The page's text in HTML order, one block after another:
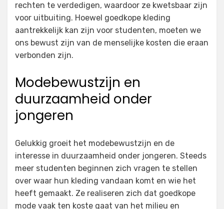
rechten te verdedigen, waardoor ze kwetsbaar zijn
voor uitbuiting. Hoewel goedkope kleding
aantrekkelijk kan zijn voor studenten, moeten we
ons bewust zijn van de menselijke kosten die eraan
verbonden zijn.
Modebewustzijn en
duurzaamheid onder
jongeren
Gelukkig groeit het modebewustzijn en de
interesse in duurzaamheid onder jongeren. Steeds
meer studenten beginnen zich vragen te stellen
over waar hun kleding vandaan komt en wie het
heeft gemaakt. Ze realiseren zich dat goedkope
mode vaak ten koste gaat van het milieu en